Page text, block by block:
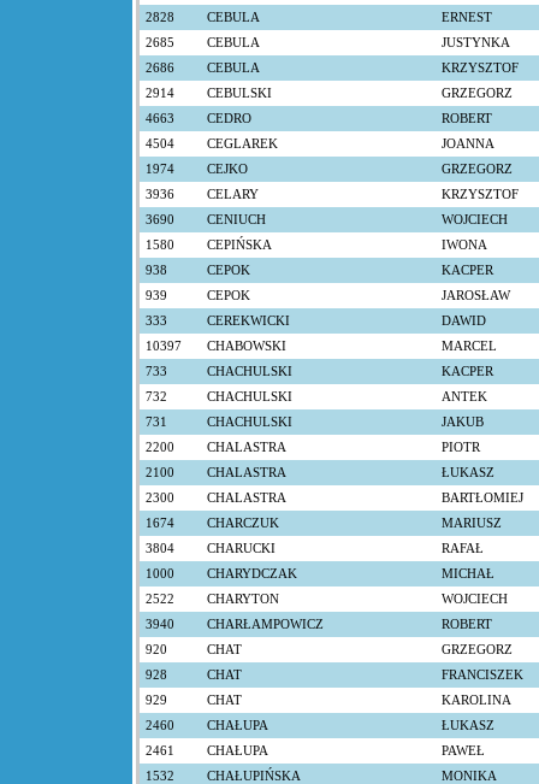
2828
CEBULA
ERNEST
2685
CEBULA
JUSTYNKA
2686
CEBULA
KRZYSZTOF
2914
CEBULSKI
GRZEGORZ
4663
CEDRO
ROBERT
4504
CEGLAREK
JOANNA
1974
CEJKO
GRZEGORZ
3936
CELARY
KRZYSZTOF
3690
CENIUCH
WOJCIECH
1580
CEPIŃSKA
IWONA
938
CEPOK
KACPER
939
CEPOK
JAROSŁAW
333
CEREKWICKI
DAWID
10397
CHABOWSKI
MARCEL
733
CHACHULSKI
KACPER
732
CHACHULSKI
ANTEK
731
CHACHULSKI
JAKUB
2200
CHALASTRA
PIOTR
2100
CHALASTRA
ŁUKASZ
2300
CHALASTRA
BARTŁOMIEJ
1674
CHARCZUK
MARIUSZ
3804
CHARUCKI
RAFAŁ
1000
CHARYDCZAK
MICHAŁ
2522
CHARYTON
WOJCIECH
3940
CHARŁAMPOWICZ
ROBERT
920
CHAT
GRZEGORZ
928
CHAT
FRANCISZEK
929
CHAT
KAROLINA
2460
CHAŁUPA
ŁUKASZ
2461
CHAŁUPA
PAWEŁ
1532
CHAŁUPIŃSKA
MONIKA